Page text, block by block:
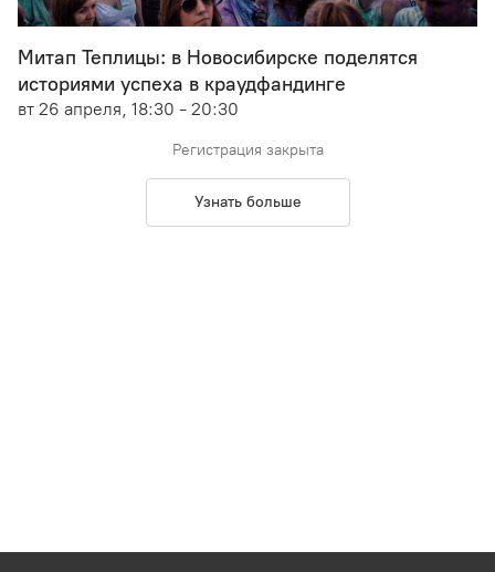
Митап Теплицы: в Новосибирске поделятся
историями успеха в краудфандинге
вт 26 апреля, 18:30 - 20:30
Регистрация закрыта
Узнать больше